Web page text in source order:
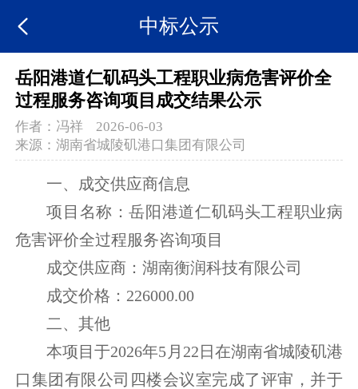
中标公示
岳阳港道仁矶码头工程职业病危害评价全
过程服务咨询项目成交结果公示
作者： 冯祥
2026-06-03
来源：湖南省城陵矶港口集团有限公司
一、成交供应商信息
项目名称：岳阳港道仁矶码头工程职业病
危害评价全过程服务咨询项目
成交供应商：湖南衡润科技有限公司
成交价格：226000.00
二、其他
本项目于2026年5月22日在湖南省城陵矶港
口集团有限公司四楼会议室完成了评审，并于